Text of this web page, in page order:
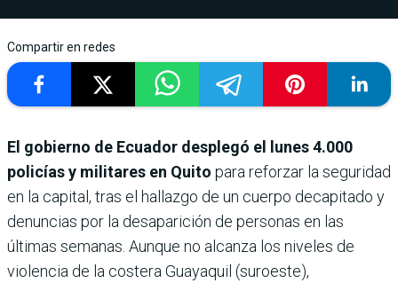
Compartir en redes
El gobierno de Ecuador desplegó el lunes 4.000
policías y militares en Quito para reforzar la seguridad
en la capital, tras el hallazgo de un cuerpo decapitado y
denuncias por la desaparición de personas en las
últimas semanas. Aunque no alcanza los niveles de
violencia de la costera Guayaquil (suroeste),